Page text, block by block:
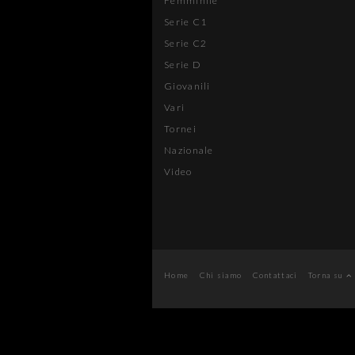
Serie C1
Serie C2
Serie D
Giovanili
Vari
Tornei
Nazionale
Video
Home Chi siamo Contattaci Torna su